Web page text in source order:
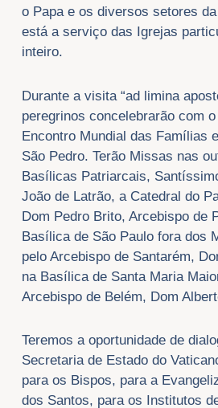
o Papa e os diversos setores
está a serviço das Igrejas
inteiro.
Durante a visita “ad limina
peregrinos concelebrarão com
Encontro Mundial das Famílias
São Pedro. Terão Missas nas
Basílicas Patriarcais,
João de Latrão, a Catedral do
Dom Pedro Brito, Arcebispo de
Basílica de São Paulo fora dos
pelo Arcebispo de Santarém,
na Basílica de Santa Maria
Arcebispo de Belém, Dom
Teremos a oportunidade de
Secretaria de Estado do
para os Bispos, para a
dos Santos, para os Institutos